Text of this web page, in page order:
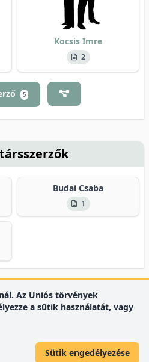
Kocsis Imre
2
5
Budai Csaba
1
Az Uniós törvények
a sütik használatát, vagy
Sütik engedélyezése